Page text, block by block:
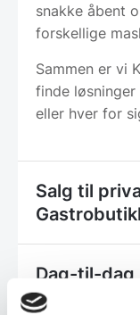
snakke åbent
forskellige
Sammen er vi
finde
eller hver for
Salg til
Dag-til-dag